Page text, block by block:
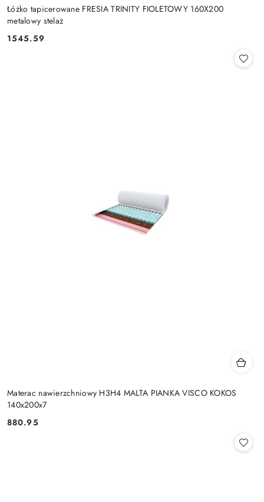
Łóżko tapicerowane FRESIA TRINITY FIOLETOWY 160X200
metalowy stelaż
Cena:
1545.59
Materac nawierzchniowy H3H4 MALTA PIANKA VISCO KOKOS
140x200x7
Cena:
880.95